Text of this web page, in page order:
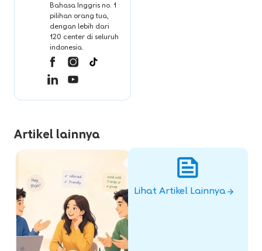
Bahasa Inggris no. 1
pilihan orang tua,
dengan lebih dari
120 center di seluruh
indonesia.
Artikel lainnya
Lihat Artikel Lainnya